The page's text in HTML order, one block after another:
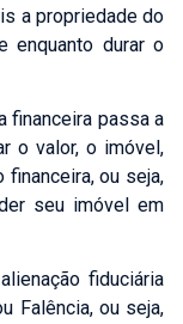
a propriedade do
enquanto durar o
financeira passa a
o valor, o imóvel,
ou seja,
seu imóvel em
fiduciária
Falência, ou seja,